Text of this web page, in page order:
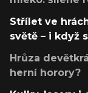
Střílet ve
světě – i když
Hrůza
herní horory?